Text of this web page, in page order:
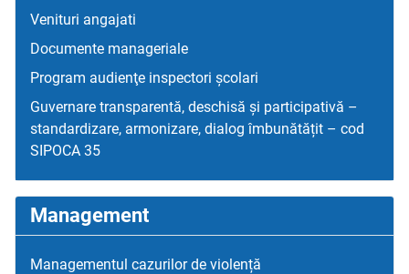
Venituri angajati
Documente manageriale
Program audienţe inspectori școlari
Guvernare transparentă, deschisă și participativă –
standardizare, armonizare, dialog îmbunătățit – cod
SIPOCA 35
Management
Managementul cazurilor de violență